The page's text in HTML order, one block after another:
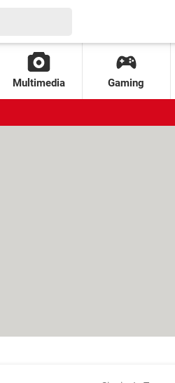
Multimedia Gaming